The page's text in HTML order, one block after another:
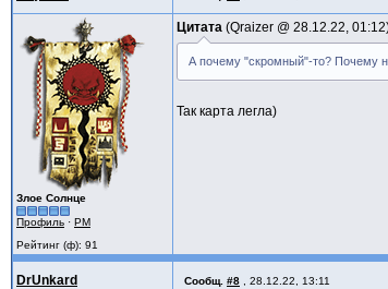
Злое Солнце
Профиль · PM
Рейтинг (ф): 91
Цитата Qraizer @ 28.12.22, 01:12
А почему "скромный"-то? Почему
Так карта легла)
DrUnkard Сообщ. #8 28.12.22, 13:11